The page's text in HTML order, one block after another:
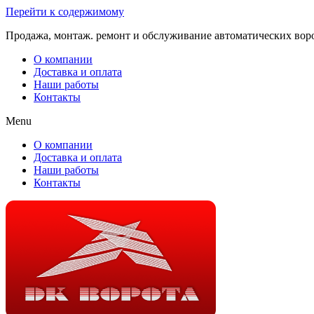
Перейти к содержимому
Продажа, монтаж. ремонт и обслуживание автоматических
О компании
Доставка и оплата
Наши работы
Контакты
Menu
О компании
Доставка и оплата
Наши работы
Контакты